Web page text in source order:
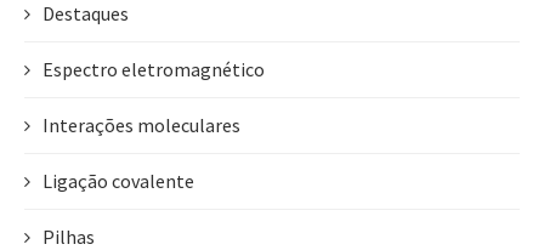
Destaques
Espectro eletromagnético
Interações moleculares
Ligação covalente
Pilhas